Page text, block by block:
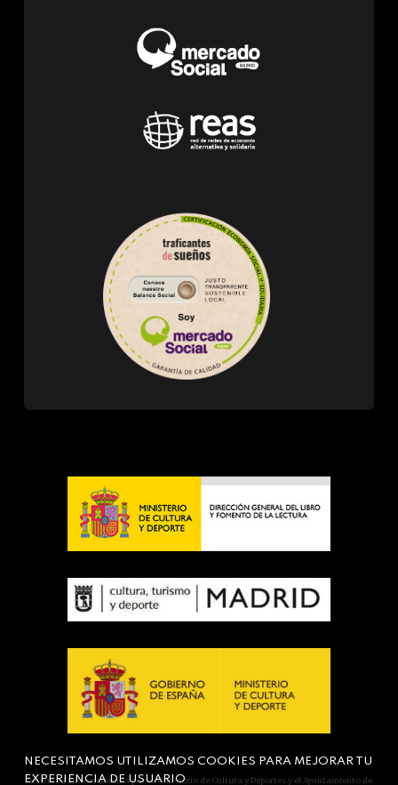
Actividad subvencionada por el Ministerio de Cultura y Deportes y el Ayuntamiento de
NECESITAMOS UTILIZAMOS COOKIES PARA MEJORAR TU
EXPERIENCIA DE USUARIO